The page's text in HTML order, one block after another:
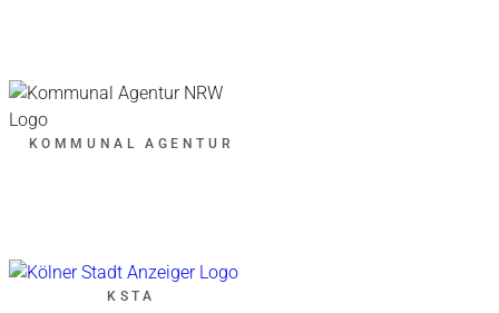
KOMMUNAL AGENTUR
KSTA